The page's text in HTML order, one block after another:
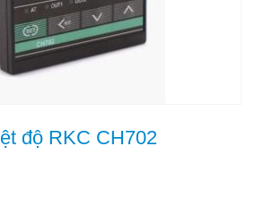
độ RKC CH702